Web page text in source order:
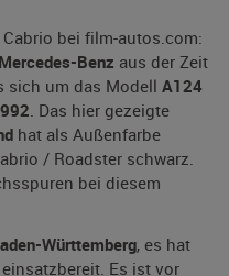
Cabrio bei film-autos.com:
Mercedes-Benz aus der Zeit
sich um das Modell A124
. Das hier gezeigte
hat als Außenfarbe
/ Roadster schwarz.
bei diesem
Württemberg, es hat
Es ist vor